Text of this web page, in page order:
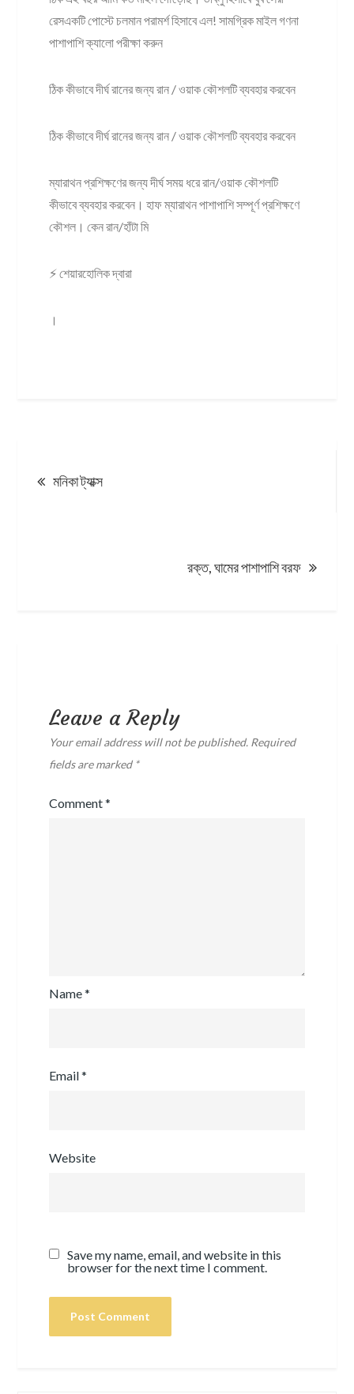
রেসএকটি পোস্টে চলমান পরামর্শ হিসাবে এল! সামগ্রিক মাইল গণনা
পাশাপাশি ক্যালো পরীক্ষা করুন
ঠিক কীভাবে দীর্ঘ রানের জন্য রান / ওয়াক কৌশলটি ব্যবহার করবেন
ঠিক কীভাবে দীর্ঘ রানের জন্য রান / ওয়াক কৌশলটি ব্যবহার করবেন
ম্যারাথন প্রশিক্ষণের জন্য দীর্ঘ সময় ধরে রান/ওয়াক কৌশলটি
কীভাবে ব্যবহার করবেন। হাফ ম্যারাথন পাশাপাশি সম্পূর্ণ প্রশিক্ষণে
কৌশল। কেন রান/হাঁটা মি
⚡ শেয়ারহোলিক দ্বারা
।
navigation
মনিকা ট্যাক্স
রক্ত, ঘামের পাশাপাশি বরফ
Leave a Reply
Your email address will not be published. Required
fields are marked *
Comment*
Name*
Email*
Website
Save my name, email, and website in this
browser for the next time I comment.